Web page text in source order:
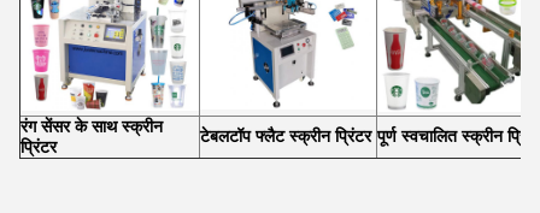
रंग सेंसर के साथ स्क्रीन
प्रिंटर
टेबलटॉप फ्लैट स्क्रीन प्रिंटर पूर्ण स्वचालित स्क्रीन